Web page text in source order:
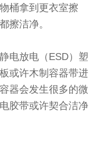
桶拿到更衣室擦
擦洁净。
电放电（ESD）塑
或许木制容器带进
器会发生很多的微
胶带或许契合洁净